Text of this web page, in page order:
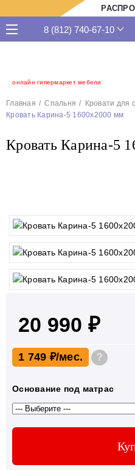
онлайн гипермаркет мебели
8 (812) 740-67-10
Главная Спальня
Кровати для
Кровать Карина-5 1600х2000 мм
Кровать Карина-5
20 990 ₽
1 749 ₽ ?
Основание под матрас